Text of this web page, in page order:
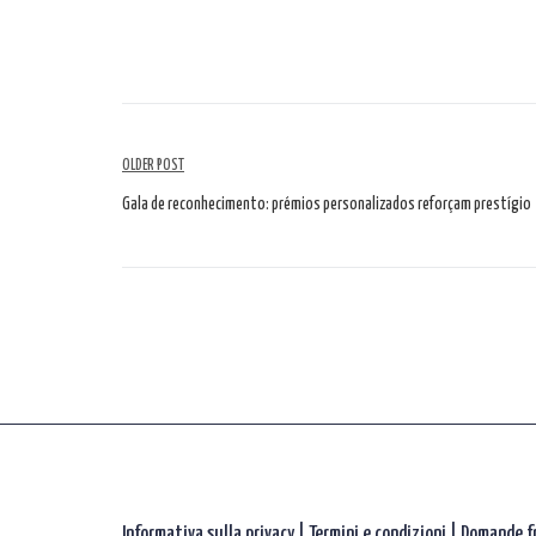
Navigazione
tra
OLDER POST
Gala de reconhecimento: prémios personalizados reforçam prestígio